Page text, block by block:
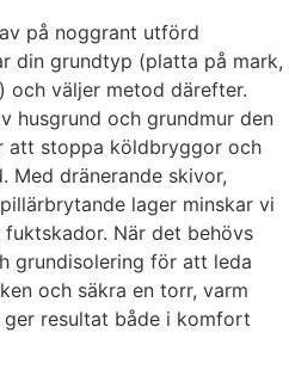
på noggrant utförd
din grundtyp (platta på mark,
och väljer metod därefter.
husgrund och grundmur den
att stoppa köldbryggor och
Med dränerande skivor,
lager minskar vi
När det behövs
grundisolering för att leda
och säkra en torr, varm
resultat både i komfort